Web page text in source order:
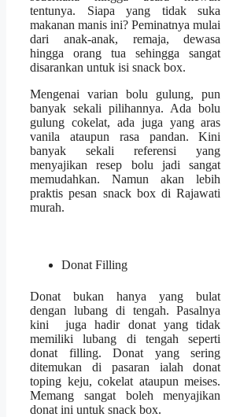
tentunya. Siapa yang tidak suka
makanan manis ini? Peminatnya mulai
dari anak-anak, remaja, dewasa
hingga orang tua sehingga sangat
disarankan untuk isi snack box.
Mengenai varian bolu gulung, pun
banyak sekali pilihannya. Ada bolu
gulung cokelat, ada juga yang aras
vanila ataupun rasa pandan. Kini
banyak sekali referensi yang
menyajikan resep bolu jadi sangat
memudahkan. Namun akan lebih
praktispesan snack box di Rajawati
murah.
Donat Filling
Donat bukan hanya yang bulat
dengan lubang di tengah. Pasalnya
kini juga hadir donat yang tidak
memiliki lubang di tengah seperti
donat filling. Donat yang sering
ditemukan di pasaran ialah donat
toping keju, cokelat ataupun meises.
Memang sangat boleh menyajikan
donat ini untuk snack box.